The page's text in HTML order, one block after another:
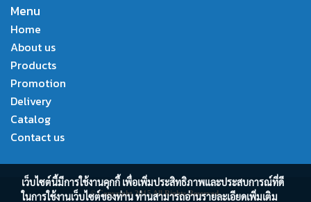
Menu
Home
About us
Products
Promotion
Delivery
Catalog
Contact us
© Copyright 2015 All Rights Reserved.
เว็บไซต์นี้มีการใช้งานคุกกี้ เพื่อเพิ่มประสิทธิภาพและประสบการณ์ที่ดี
ในการใช้งานเว็บไซต์ของท่าน ท่านสามารถอ่านรายละเอียดเพิ่มเติม